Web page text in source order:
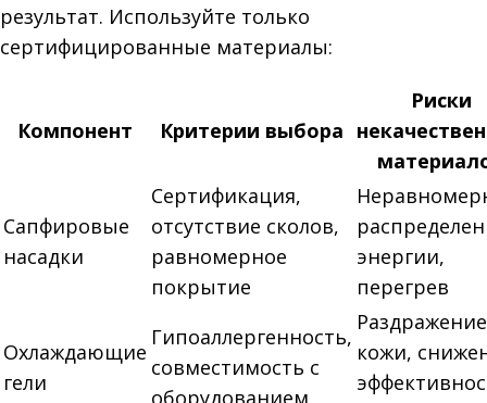
результат. Используйте только
сертифицированные материалы:
Компонент Критерии выбора
Риски
Сапфировые
насадки
Сертификация,
отсутствие сколов,
равномерное
покрытие
энергии,
перегрев
Охлаждающие
гели
Гипоаллергенность,
совместимость с
оборудованием
Раздражение
кожи,